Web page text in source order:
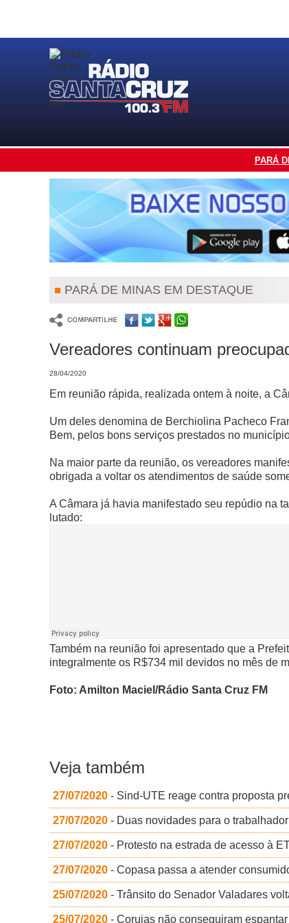
PARÁ
PARÁ DE MINAS EM DESTAQUE
Vereadores continuam
28/04/2020
Em reunião rápida, realizada ontem à noite, a
Um deles denomina de Berchiolina Pacheco
Bem, pelos bons serviços prestados no
Na maior parte da reunião, os vereadores
obrigada a voltar os atendimentos de saúde
A Câmara já havia manifestado seu repúdio na
lutado:
Também na reunião foi apresentado que a
integralmente os R$734 mil devidos no mês de
Foto: Amilton Maciel/Rádio Santa Cruz FM
Veja também
27/07/2020 - Sind-UTE reage contra proposta
27/07/2020 - Duas novidades para o
27/07/2020 - Protesto na estrada de acesso à
27/07/2020 - Copasa passa a atender
25/07/2020 - Trânsito do Senador Valadares
25/07/2020 - Corujas não conseguiram